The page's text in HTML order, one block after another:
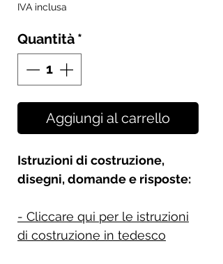
IVA inclusa
Quantità *
Aggiungi al carrello
Istruzioni di costruzione,
disegni, domande e risposte:
- Cliccare qui per le istruzioni
di costruzione in tedesco